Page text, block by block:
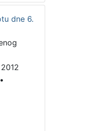
dne 6.
•